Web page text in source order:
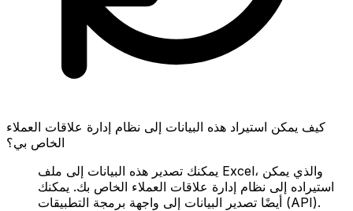
كيف يمكن استيراد هذه البيانات إلى نظام إدارة علاقات العملاء
الخاص بي؟
يمكنك تصدير هذه البيانات إلى ملف Excel، والذي يمكن
استيراده إلى نظام إدارة علاقات العملاء الخاص بك. يمكنك
أيضًا تصدير البيانات إلى واجهة برمجة التطبيقات (API).